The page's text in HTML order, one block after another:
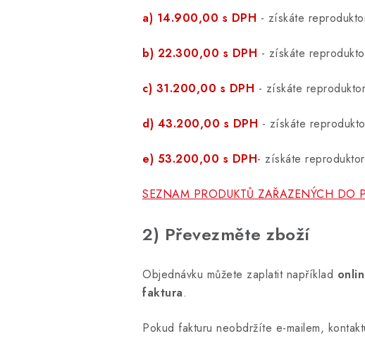
a) 14.900,00 s DPH - získáte
b) 22.300,00 s DPH - získáte
c) 31.200,00 s DPH - získáte
d) 43.200,00 s DPH - získáte
e) 53.200,00 s DPH- získáte
SEZNAM PRODUKTŮ ZAŘAZENÝCH DO
2) Převezměte zboží
Objednávku můžete zaplatit například
faktura.
Pokud fakturu neobdržíte e-mailem,